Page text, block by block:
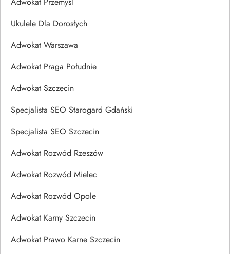
Ukulele Dla Dorosłych
Adwokat Warszawa
Adwokat Praga Południe
Adwokat Szczecin
Specjalista SEO Starogard Gdański
Specjalista SEO Szczecin
Adwokat Rozwód Rzeszów
Adwokat Rozwód Mielec
Adwokat Rozwód Opole
Adwokat Karny Szczecin
Adwokat Prawo Karne Szczecin